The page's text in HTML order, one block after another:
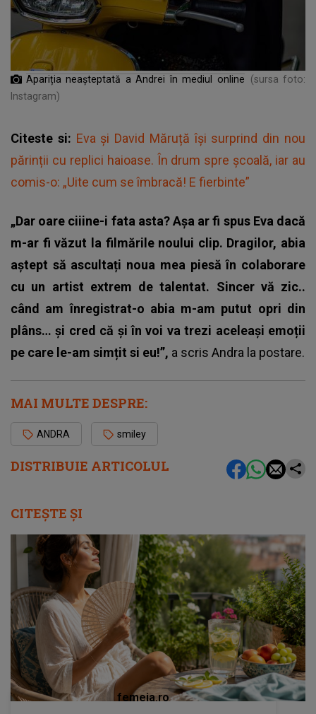
DISTRIBUIE ARTICOLUL
Apariția neașteptată a Andrei în mediul online
(sursa foto:
Instagram)
Citeste si: Eva și David Măruță își surprind din nou
părinții cu replici haioase. În drum spre școală, iar au
comis-o: „Uite cum se îmbracă! E fierbinte”
„Dar oare ciiine-i fata asta? Așa ar fi spus Eva dacă
m-ar fi văzut la filmările noului clip. Dragilor, abia
aștept să ascultați noua mea piesă în colaborare
cu un artist extrem de talentat. Sincer vă zic..
când am înregistrat-o abia m-am putut opri din
plâns… și cred că și în voi va trezi aceleași emoții
pe care le-am simțit si eu!”, a scris Andra la postare.
MAI MULTE DESPRE:
ANDRA smiley
CITEȘTE ȘI
femeia.ro